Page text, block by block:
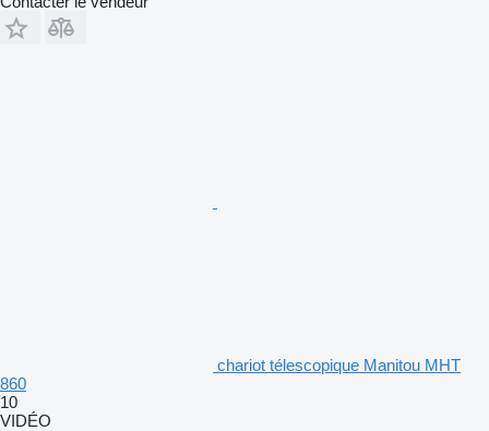
chariot télescopique Manitou MHT
860
10
VIDÉO